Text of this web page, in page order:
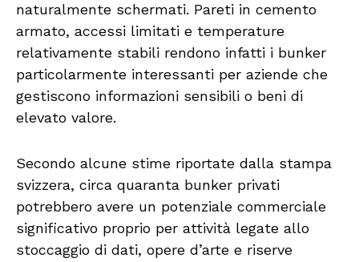
naturalmente schermati. Pareti in cemento
armato, accessi limitati e temperature
relativamente stabili rendono infatti i bunker
particolarmente interessanti per aziende che
gestiscono informazioni sensibili o beni di
elevato valore.
Secondo alcune stime riportate dalla stampa
svizzera, circa quaranta bunker privati
potrebbero avere un potenziale commerciale
significativo proprio per attività legate allo
stoccaggio di dati, opere d’arte e riserve